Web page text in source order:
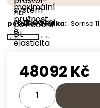
potahová látka: Sorriso 11
48092 Kč